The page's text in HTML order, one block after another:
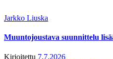
Jarkko Liuska
Muuntojoustava suunnittelu
Kirjoitettu 7.7.2026